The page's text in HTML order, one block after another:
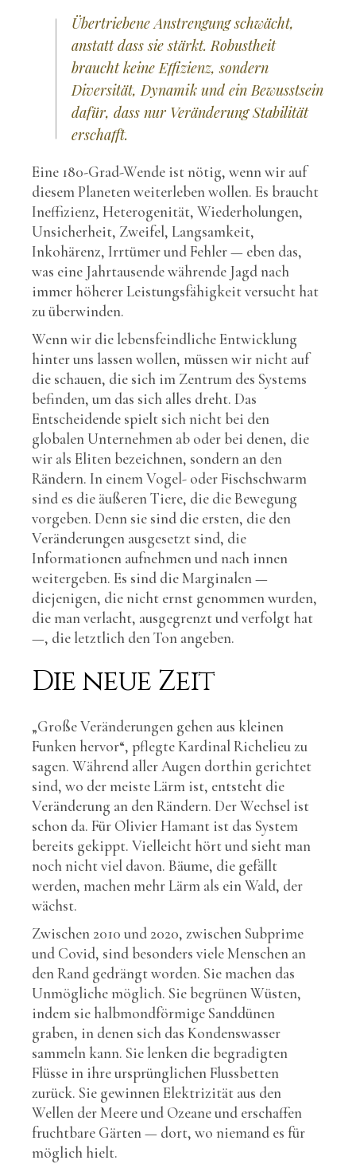
Übertriebene Anstrengung schwächt,
anstatt dass sie stärkt. Robustheit
braucht keine Effizienz, sondern
Diversität, Dynamik und ein Bewusstsein
dafür, dass nur Veränderung Stabilität
erschafft.
Eine 180-Grad-Wende ist nötig, wenn wir auf
diesem Planeten weiterleben wollen. Es braucht
Ineffizienz, Heterogenität, Wiederholungen,
Unsicherheit, Zweifel, Langsamkeit,
Inkohärenz, Irrtümer und Fehler — eben das,
was eine Jahrtausende währende Jagd nach
immer höherer Leistungsfähigkeit versucht hat
zu überwinden.
Wenn wir die lebensfeindliche Entwicklung
hinter uns lassen wollen, müssen wir nicht auf
die schauen, die sich im Zentrum des Systems
befinden, um das sich alles dreht. Das
Entscheidende spielt sich nicht bei den
globalen Unternehmen ab oder bei denen, die
wir als Eliten bezeichnen, sondern an den
Rändern. In einem Vogel- oder Fischschwarm
sind es die äußeren Tiere, die die Bewegung
vorgeben. Denn sie sind die ersten, die den
Veränderungen ausgesetzt sind, die
Informationen aufnehmen und nach innen
weitergeben. Es sind die Marginalen —
diejenigen, die nicht ernst genommen wurden,
die man verlacht, ausgegrenzt und verfolgt hat
—, die letztlich den Ton angeben.
Die neue Zeit
„Große Veränderungen gehen aus kleinen
Funken hervor“, pflegte Kardinal Richelieu zu
sagen. Während aller Augen dorthin gerichtet
sind, wo der meiste Lärm ist, entsteht die
Veränderung an den Rändern. Der Wechsel ist
schon da. Für Olivier Hamant ist das System
bereits gekippt. Vielleicht hört und sieht man
noch nicht viel davon. Bäume, die gefällt
werden, machen mehr Lärm als ein Wald, der
wächst.
Zwischen 2010 und 2020, zwischen Subprime
und Covid, sind besonders viele Menschen an
den Rand gedrängt worden. Sie machen das
Unmögliche möglich. Sie begrünen Wüsten,
indem sie halbmondförmige Sanddünen
graben, in denen sich das Kondenswasser
sammeln kann. Sie lenken die begradigten
Flüsse in ihre ursprünglichen Flussbetten
zurück. Sie gewinnen Elektrizität aus den
Wellen der Meere und Ozeane und erschaffen
fruchtbare Gärten — dort, wo niemand es für
möglich hielt.